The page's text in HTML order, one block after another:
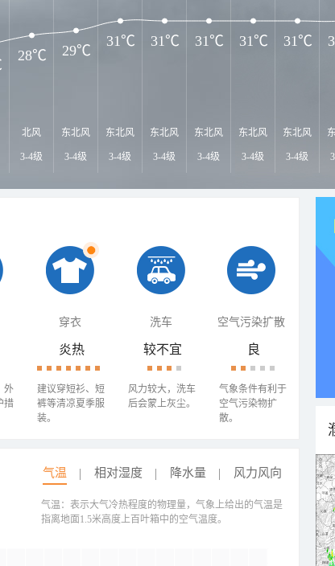
北风
3-4级
东北风
3-4级
东北风
3-4级
东北风
3-4级
东北风
3-4级
东北风
3-4级
东北风
3-4级
28℃ 29℃
31℃ 31℃ 31℃ 31℃ 31℃
穿衣 洗车 空气污染扩散
外
措
炎热
建议穿短衫、短
裤等清凉夏季服
装。
较不宜
风力较大，洗车
后会蒙上灰尘。
良
气象条件有利于
空气污染物扩
散。
气温 相对湿度 降水量 风力风向
气温：表示大气冷热程度的物理量，气象上给出的气温是
指离地面1.5米高度上百叶箱中的空气温度。